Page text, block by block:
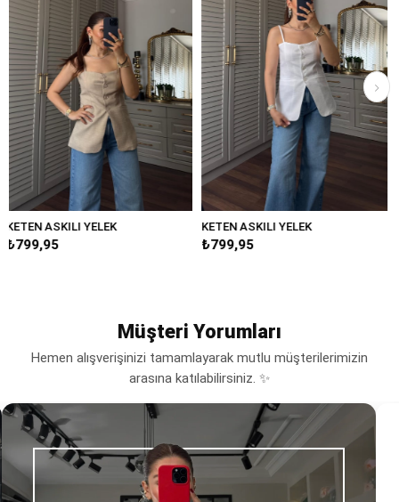
KETEN ASKILI YELEK
Müşteri Yorumları
Hemen alışverişinizi tamamlayarak mutlu müşterilerimizin
arasına katılabilirsiniz. ✨